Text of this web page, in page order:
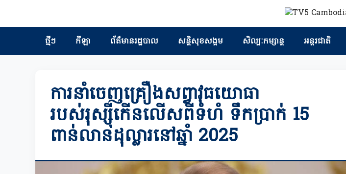
ថ្មីៗ កីឡា ព័ត៏មានរដ្ឋបាល សន្តិសុខសង្គម សិល្បៈកម្សាន្ត អន្តរជាតិ
ការនាំចេញគ្រឿងសព្វាវុធយោធា
របស់រុស្ស៊ីកើនលើសពីទំហំ ទឹកប្រាក់ 15
ពាន់លានដុល្លារនៅឆ្នាំ 2025